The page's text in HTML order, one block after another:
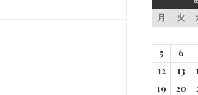
月
火
5
6
12
13
19
20